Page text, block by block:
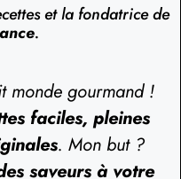
et la fondatrice de
.
monde gourmand !
faciles, pleines
. Mon but ?
saveurs à votre